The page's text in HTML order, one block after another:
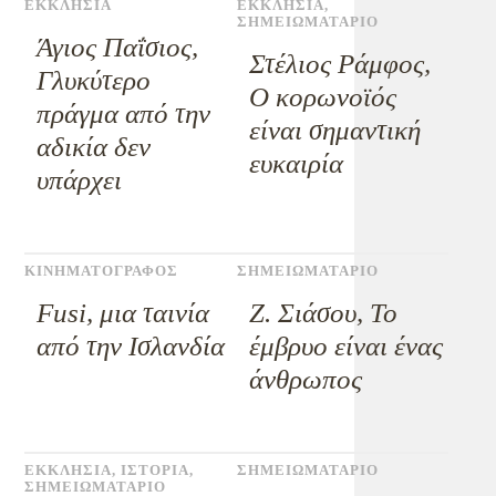
ΕΚΚΛΗΣΙΑ
Άγιος Παΐσιος,
Γλυκύτερο
πράγμα από την
αδικία δεν
υπάρχει
ΕΚΚΛΗΣΙΑ,
ΣΗΜΕΙΩΜΑΤΑΡΙΟ
Στέλιος Ράμφος,
Ο κορωνοϊός
είναι σημαντική
ευκαιρία
ΚΙΝΗΜΑΤΟΓΡΑΦΟΣ
Fusi, μια ταινία
από την Ισλανδία
ΣΗΜΕΙΩΜΑΤΑΡΙΟ
Ζ. Σιάσου, Το
έμβρυο είναι ένας
άνθρωπος
ΕΚΚΛΗΣΙΑ, ΙΣΤΟΡΙΑ,
ΣΗΜΕΙΩΜΑΤΑΡΙΟ
ΣΗΜΕΙΩΜΑΤΑΡΙΟ